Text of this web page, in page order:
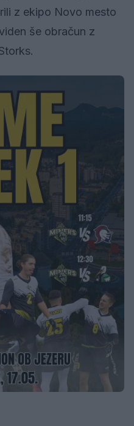
z ekipo Novo mesto
še obračun z